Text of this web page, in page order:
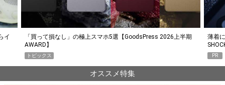
イ
「買って損なし」の極上スマホ5選【GoodsPress 2026上半期
AWARD】
トピックス
薄着
PR
オススメ特集